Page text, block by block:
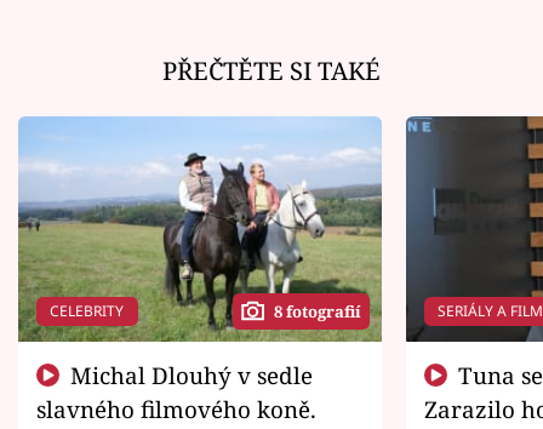
PŘEČTĚTE SI TAKÉ
CELEBRITY 8 fotografií
slavného filmového koně.
SERIÁLY A
Zarazilo